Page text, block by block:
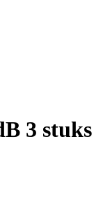
3 stuks